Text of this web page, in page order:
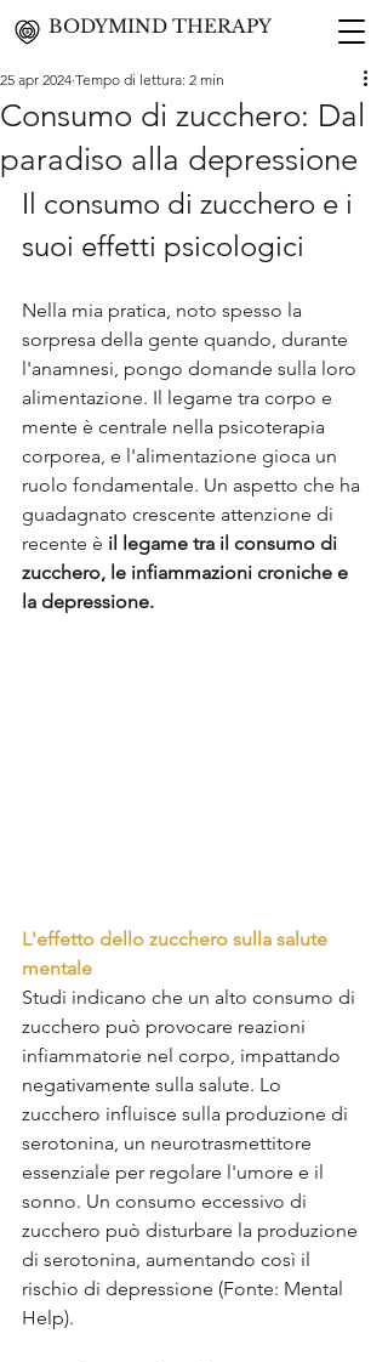
BODYMIND THERAPY
Consumo di zucchero: Dal
paradiso alla depressione
25 apr 2024 Tempo di lettura: 2 min
Il consumo di zucchero e i
suoi effetti psicologici
Nella mia pratica, noto spesso la
sorpresa della gente quando, durante
l'anamnesi, pongo domande sulla loro
alimentazione. Il legame tra corpo e
mente è centrale nella psicoterapia
corporea, e l'alimentazione gioca un
ruolo fondamentale. Un aspetto che ha
guadagnato crescente attenzione di
recente è il legame tra il consumo di
zucchero, le infiammazioni croniche e
la depressione.
L'effetto dello zucchero sulla salute
mentale
Studi indicano che un alto consumo di
zucchero può provocare reazioni
infiammatorie nel corpo, impattando
negativamente sulla salute. Lo
zucchero influisce sulla produzione di
serotonina, un neurotrasmettitore
essenziale per regolare l'umore e il
sonno. Un consumo eccessivo di
zucchero può disturbare la produzione
di serotonina, aumentando così il
rischio di depressione (Fonte: Mental
Help).